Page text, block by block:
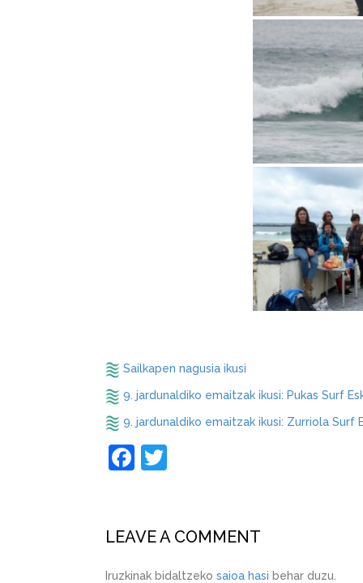
Sailkapen nagusia ikusi
9. jardunaldiko emaitzak ikusi: Pukas Surf
9. jardunaldiko emaitzak ikusi: Zurriola Surf
Facebook
LEAVE A COMMENT
Iruzkinak bidaltzeko saioa hasi behar duzu.